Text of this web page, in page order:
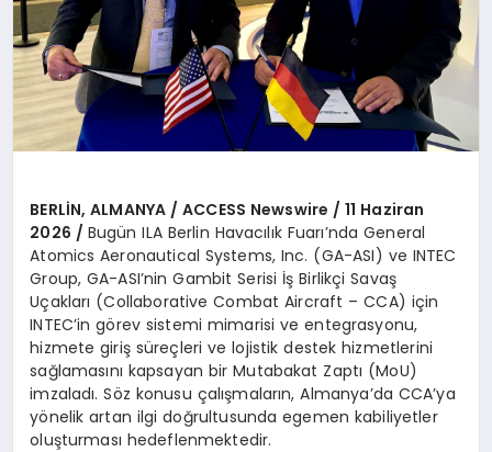
BERLİN, ALMANYA / ACCESS Newswire / 11 Haziran
2026 / Bugün ILA Berlin Havacılık Fuarı’nda General
Atomics Aeronautical Systems, Inc. (GA-ASI) ve INTEC
Group, GA-ASI’nin Gambit Serisi İş Birlikçi Savaş
Uçakları (Collaborative Combat Aircraft – CCA) için
INTEC’in görev sistemi mimarisi ve entegrasyonu,
hizmete giriş süreçleri ve lojistik destek hizmetlerini
sağlamasını kapsayan bir Mutabakat Zaptı (MoU)
imzaladı. Söz konusu çalışmaların, Almanya’da CCA’ya
yönelik artan ilgi doğrultusunda egemen kabiliyetler
oluşturması hedeflenmektedir.